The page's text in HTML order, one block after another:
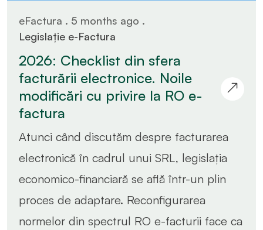
eFactura . 5 months ago .
Legislație e-Factura
2026: Checklist din sfera
facturării electronice. Noile
modificări cu privire la RO e-
factura
Atunci când discutăm despre facturarea
electronică în cadrul unui SRL, legislația
economico-financiară se află într-un plin
proces de adaptare. Reconfigurarea
normelor din spectrul RO e-facturii face ca